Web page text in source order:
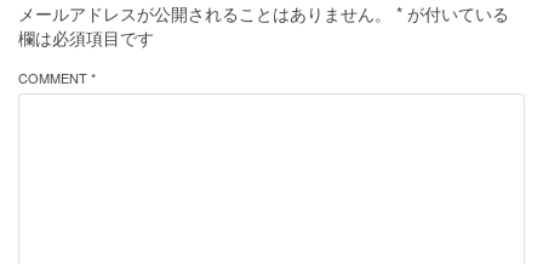
メールアドレスが公開されることはありません。 * が付いている
欄は必須項目です
COMMENT *